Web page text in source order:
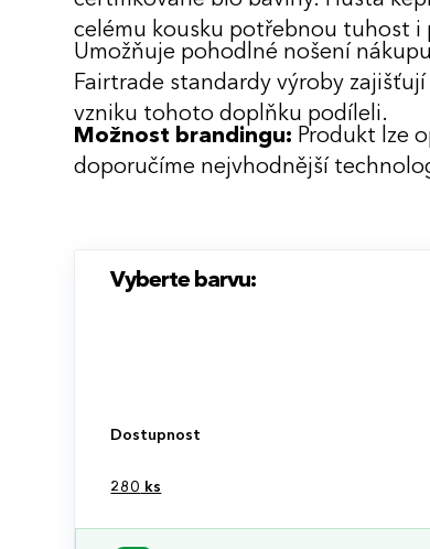
celému kousku potřebnou tuhost i
Umožňuje pohodlné nošení
Fairtrade standardy výroby
vzniku tohoto doplňku podíleli.
Možnost brandingu: Produkt lze
doporučíme nejvhodnější
Vyberte barvu:
Dostupnost
280 ks